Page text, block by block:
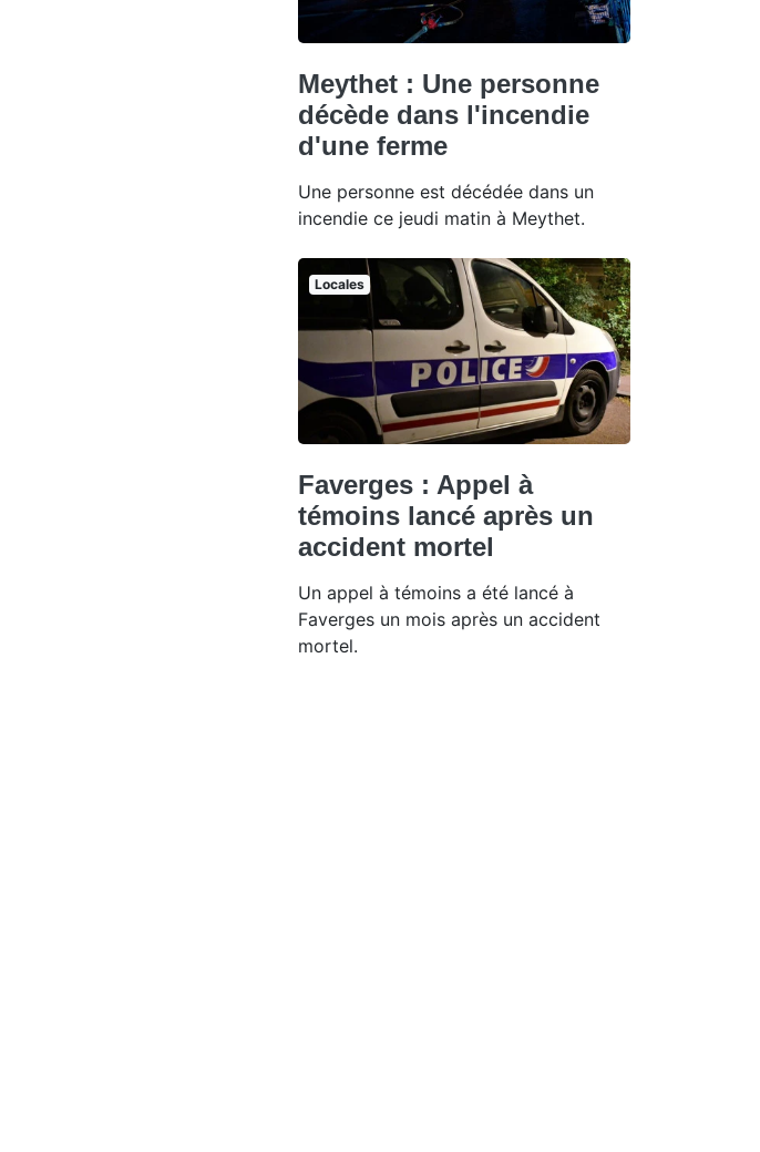
Meythet : Une personne
décède dans l'incendie
d'une ferme
Une personne est décédée dans un
incendie ce jeudi matin à Meythet.
Locales
Faverges : Appel à
témoins lancé après un
accident mortel
Un appel à témoins a été lancé à
Faverges un mois après un accident
mortel.